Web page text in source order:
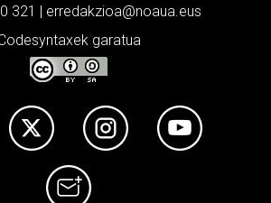
321 | erredakzioa@noaua.eus
garatua